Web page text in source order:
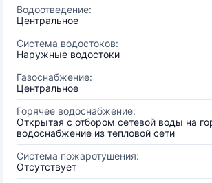
Водоотведение:
Центральное
Система водостоков:
Наружные водостоки
Газоснабжение:
Центральное
Горячее водоснабжение:
Открытая с отбором сетевой воды на
водоснабжение из тепловой сети
Система пожаротушения:
Отсутствует